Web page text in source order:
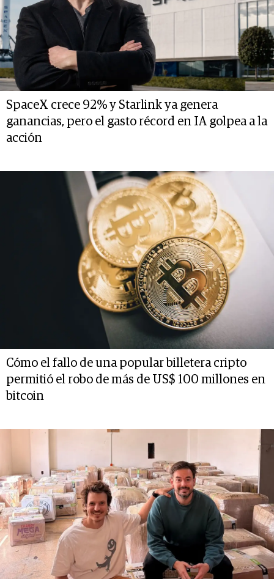
SpaceX crece 92% y Starlink ya genera
ganancias, pero el gasto récord en IA golpea a la
acción
Cómo el fallo de una popular billetera cripto
permitió el robo de más de US$ 100 millones en
bitcoin